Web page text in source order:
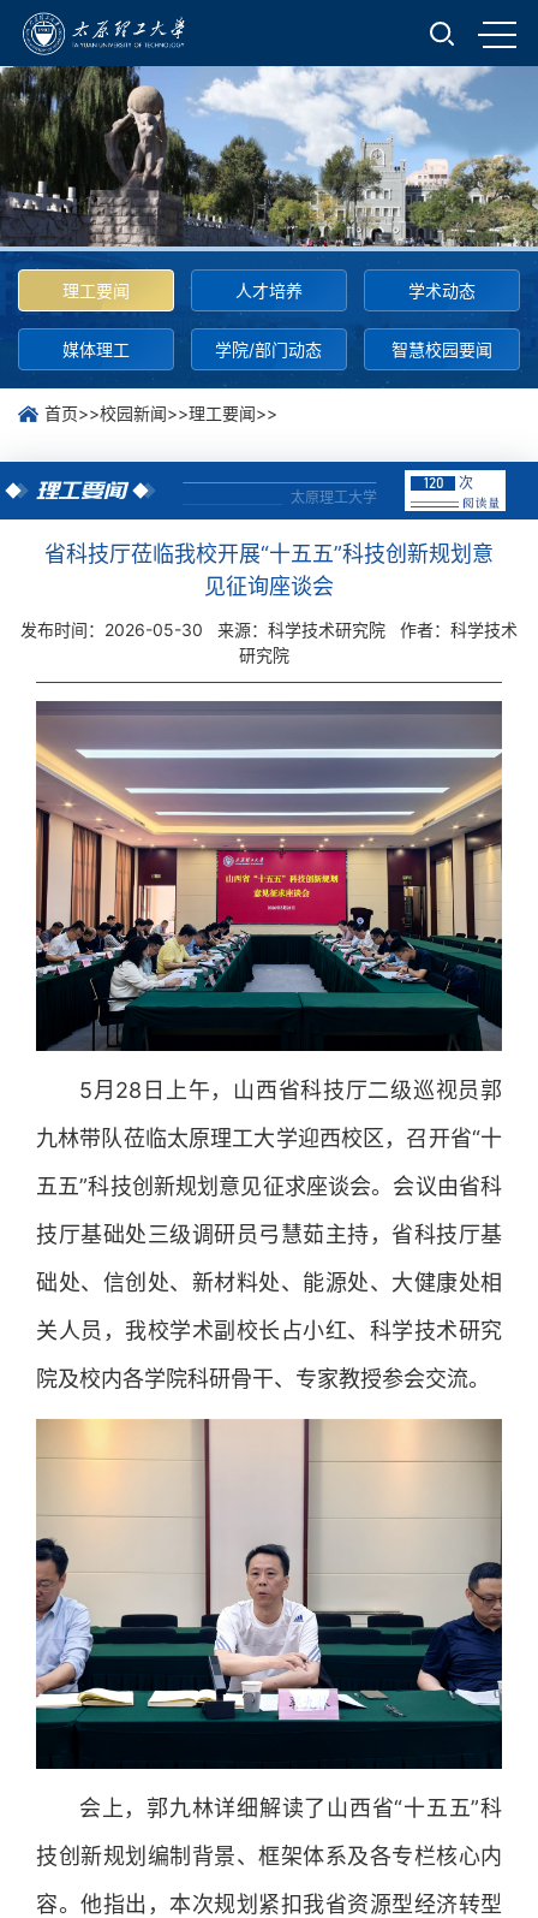
理工要闻 人才培养 学术动态
媒体理工 学院/部门动态 智慧校园要闻
首页>>校园新闻>>理工要闻>>
理工要闻 太原理工大学
120 次
省科技厅莅临我校开展“十五五”科技创新规划意
见征询座谈会
发布时间：2026-05-30 来源：科学技术研究院
作者：科学技术
研究院
5月28日上午，山西省科技厅二级巡视员郭
九林带队莅临太原理工大学迎西校区，召开省“十
五五”科技创新规划意见征求座谈会。会议由省科
技厅基础处三级调研员弓慧茹主持，省科技厅基
础处、信创处、新材料处、能源处、大健康处相
关人员，我校学术副校长占小红、科学技术研究
院及校内各学院科研骨干、专家教授参会交流。
会上，郭九林详细解读了山西省“十五五”科
技创新规划编制背景、框架体系及各专栏核心内
容。他指出，本次规划紧扣我省资源型经济转型